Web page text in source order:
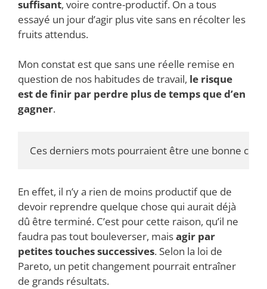
suffisant, voire contre-productif. On a tous
essayé un jour d’agir plus vite sans en récolter les
fruits attendus.
Mon constat est que sans une réelle remise en
question de nos habitudes de travail, le risque
est de finir par perdre plus de temps que d’en
gagner.
Ces derniers mots pourraient être une bonne
En effet, il n’y a rien de moins productif que de
devoir reprendre quelque chose qui aurait déjà
dû être terminé. C’est pour cette raison, qu’il ne
faudra pas tout bouleverser, maisagir par
petites touches successives. Selon la loi de
Pareto, un petit changement pourrait entraîner
de grands résultats.